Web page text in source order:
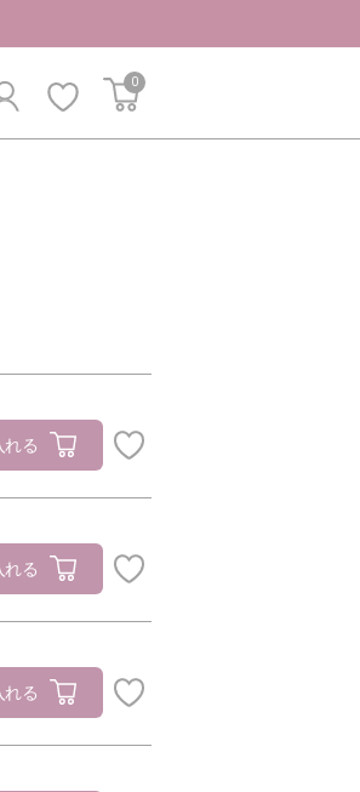
0
れる
れる
れる